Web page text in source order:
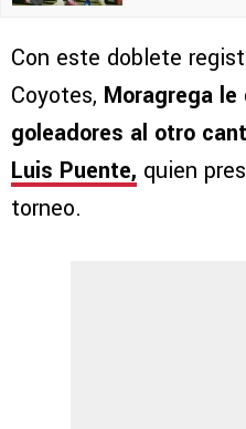
Con este doblete
Coyotes, Moragrega
goleadores al otro
Luis Puente, quien
torneo.